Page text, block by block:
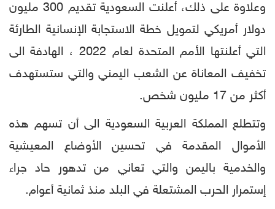
وعلاوة على ذلك، أعلنت السعودية تقديم 300 مليون
دولار أمريكي لتمويل خطة الاستجابة الإنسانية الطارئة
التي أعلنتها الأمم المتحدة لعام 2022 ، الهادفة الى
تخفيف المعاناة عن الشعب اليمني والتي ستستهدف
أكثر من 17 مليون شخص.
وتتطلع المملكة العربية السعودية الى أن تسهم هذه
الأموال المقدمة في تحسين الأوضاع المعيشية
والخدمية باليمن والتي تعاني من تدهور حاد جراء
إستمرار الحرب المشتعلة في البلد منذ ثمانية أعوام.